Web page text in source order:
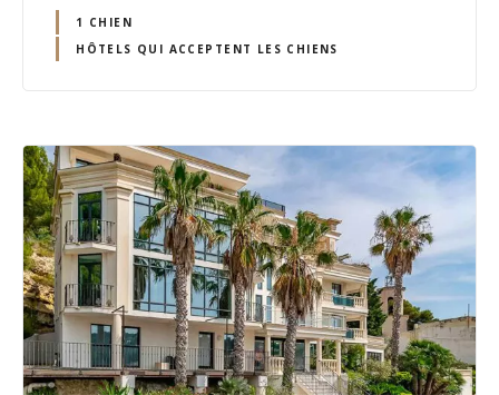
1 CHIEN
HÔTELS QUI ACCEPTENT LES CHIENS